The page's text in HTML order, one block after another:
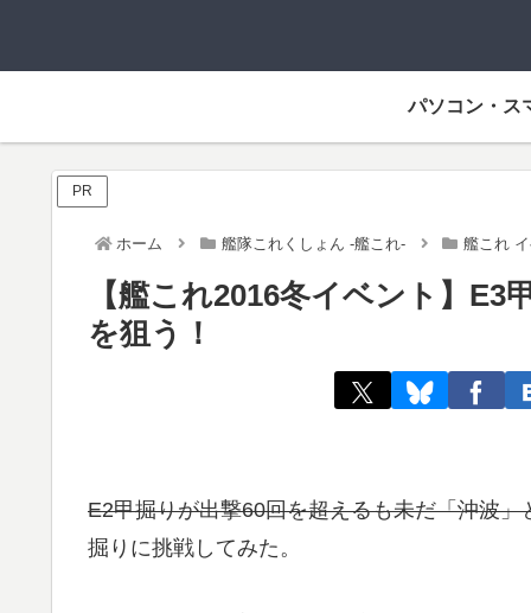
パソコン・ス
PR
ホーム 艦隊これくしょん -艦これ- 艦これ
【艦これ2016冬イベント】
を狙う！
E2甲掘りが出撃60回を超えるも未だ「沖波」
掘りに挑戦してみた。